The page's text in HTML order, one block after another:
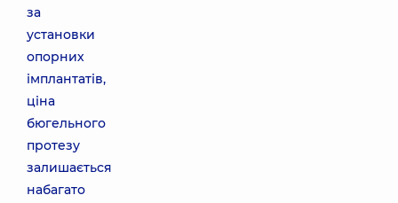
за
установки
опорних
імплантатів,
ціна
бюгельного
протезу
залишається
набагато